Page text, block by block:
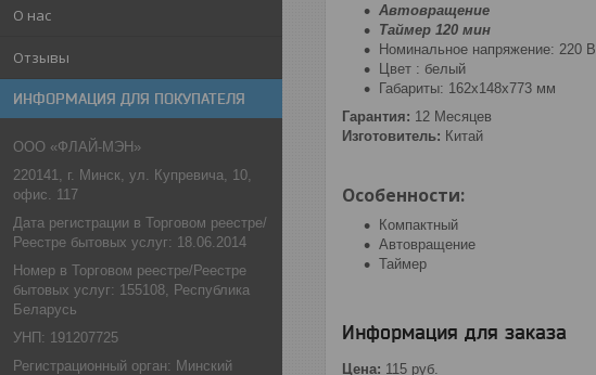
О нас
Отзывы
ИНФОРМАЦИЯ ДЛЯ ПОКУПАТЕЛЯ
ООО «ФЛАЙ-МЭН»
220141, г. Минск, ул. Купревича, 10,
офис. 117
Дата регистрации в Торговом реестре/
Реестре бытовых услуг: 18.06.2014
Номер в Торговом реестре/Реестре
бытовых услуг: 155108, Республика
Беларусь
УНП: 191207725
Регистрационный орган: Минский
Автовращение
Таймер 120 мин
Номинальное напряжение: 220 В
Цвет : белый
Габариты: 162х148х773 мм
Гарантия: 12 Месяцев
Изготовитель: Китай
Особенности:
Компактный
Автовращение
Таймер
Информация для заказа
Цена: 115 руб.